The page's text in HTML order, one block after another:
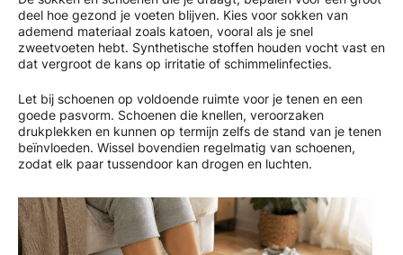
deel hoe gezond je voeten blijven. Kies voor sokken van
ademend materiaal zoals katoen, vooral als je snel
zweetvoeten hebt. Synthetische stoffen houden vocht vast en
dat vergroot de kans op irritatie of schimmelinfecties.
Let bij schoenen op voldoende ruimte voor je tenen en een
goede pasvorm. Schoenen die knellen, veroorzaken
drukplekken en kunnen op termijn zelfs de stand van je tenen
beïnvloeden. Wissel bovendien regelmatig van schoenen,
zodat elk paar tussendoor kan drogen en luchten.